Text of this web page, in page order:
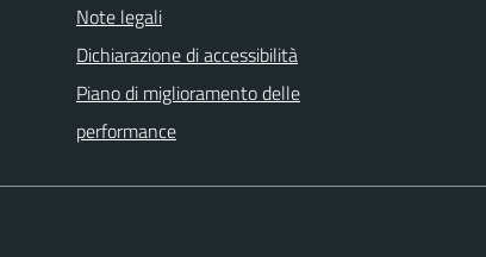
Note legali
Dichiarazione di accessibilità
Piano di miglioramento delle
performance